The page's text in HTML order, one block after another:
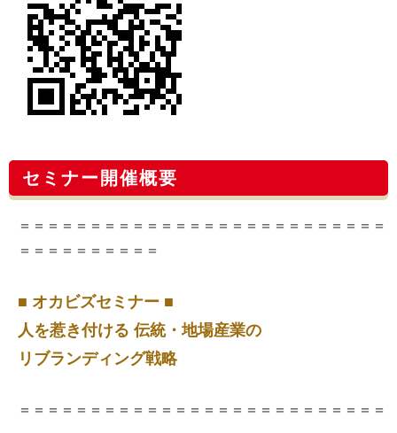
セミナー開催概要
＝＝＝＝＝＝＝＝＝＝＝＝＝＝＝＝＝＝＝＝＝＝＝＝＝＝
＝＝＝＝＝＝＝＝＝＝
■ オカビズセミナー ■
人を惹き付ける 伝統・地場産業の
リブランディング戦略
＝＝＝＝＝＝＝＝＝＝＝＝＝＝＝＝＝＝＝＝＝＝＝＝＝＝